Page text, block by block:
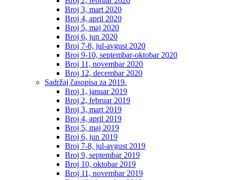
Broj 3, mart 2020
Broj 4, april 2020
Broj 5, maj 2020
Broj 6, jun 2020
Broj 7-8, jul-avgust 2020
Broj 9-10, septembar-oktobar 2020
Broj 11, novembar 2020
Broj 12, decembar 2020
Sadržaj časopisa za 2019.
Broj 1, januar 2019
Broj 2, februar 2019
Broj 3, mart 2019
Broj 4, april 2019
Broj 5, maj 2019
Broj 6, jun 2019
Broj 7-8, jul-avgust 2019
Broj 9, septembar 2019
Broj 10, oktobar 2019
Broj 11, novembar 2019